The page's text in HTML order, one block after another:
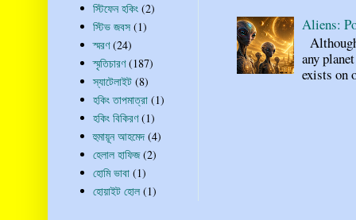
Aliens:
any
exists on
স্টিফেন হকিং (2)
স্টিভ জবস (1)
স্মরণ (24)
স্মৃতিচারণ (187)
স্যাটেলাইট (8)
হকিং তাপমাত্রা (1)
হকিং বিকিরণ (1)
হুমায়ূন আহমেদ (4)
হেলাল হাফিজ (2)
হোমি ভাবা (1)
হোয়াইট হোল (1)